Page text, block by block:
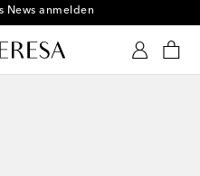
News anmelden